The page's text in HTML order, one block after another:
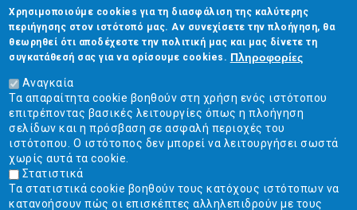
CAPTCHA
This
question is
for testing
whether or
not you are a
human visitor
and to
prevent
automated
spam
submissions.
5+2
Επικοινωνία
Στουρνάρη 17, Αθήνα 10683
2103304444
info@ekpizo.gr
www.ekpizo.gr
Δευ - Πεμ:10:00 πμ - 2:00 μμ
Χρησιμοποιούμε cookies για τη διασφάλιση της καλύτερης
περιήγησης στον ιστότοπό μας. Αν συνεχίσετε την πλοήγηση, θα
θεωρηθεί ότι αποδέχεστε την πολιτική μας και μας δίνετε τη
συγκατάθεσή σας για να ορίσουμε cookies. Πληροφορίες
Αναγκαία
Τα απαραίτητα cookie βοηθούν στη χρήση ενός ιστότοπου
επιτρέποντας βασικές λειτουργίες όπως η πλοήγηση
σελίδων και η πρόσβαση σε ασφαλή περιοχές του
ιστότοπου. Ο ιστότοπος δεν μπορεί να λειτουργήσει σωστά
χωρίς αυτά τα cookie.
Στατιστικά
Τα στατιστικά cookie βοηθούν τους κατόχους ιστότοπων να
κατανοήσουν πώς οι επισκέπτες αλληλεπιδρούν με τους